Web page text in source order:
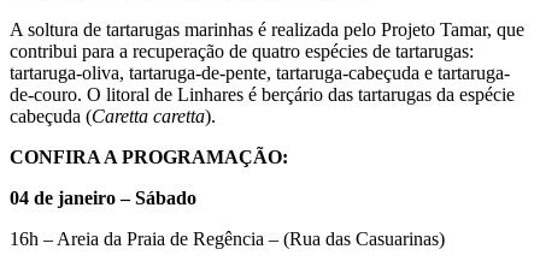
A soltura de tartarugas marinhas é realizada pelo Projeto Tamar, que
contribui para a recuperação de quatro espécies de tartarugas:
tartaruga-oliva, tartaruga-de-pente, tartaruga-cabeçuda e tartaruga-
de-couro. O litoral de Linhares é berçário das tartarugas da espécie
cabeçuda (Caretta caretta).
CONFIRA A PROGRAMAÇÃO:
04 de janeiro – Sábado
16h – Areia da Praia de Regência – (Rua das Casuarinas)